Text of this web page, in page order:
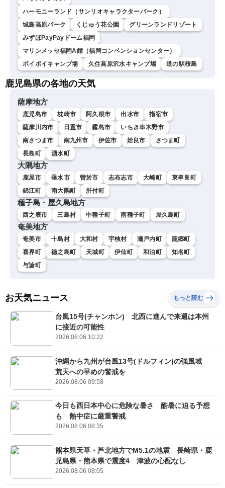
ハーモニーランド（サンリオキャラクターパーク）
城島高原パーク
くじゅう花公園
グリーンランドリゾート
みずほPayPayドーム福岡
マリンメッセ福岡A館（福岡コンベンションセンター）
ボイボイキャンプ場
久住高原沢水キャンプ場 道の駅桜島
鹿児島県の各地の天気
薩摩地方
鹿児島市 枕崎市 阿久根市 出水市
指宿市
薩摩川内市
日置市 霧島市
いちき串木野市
南さつま市
南九州市 伊佐市 姶良市
さつま町
長島町
湧水町
大隅地方
鹿屋市 垂水市 曽於市 志布志市 大崎町
東串良町
錦江町
南大隅町 肝付町
種子島・屋久島地方
西之表市 三島村 中種子町 南種子町 屋久島町
奄美地方
奄美市 十島村 大和村 宇検村 瀬戸内町
龍郷町
喜界町
徳之島町 天城町 伊仙町 和泊町
知名町
与論町
お天気ニュース もっと読む
台風15号(チャンホン) 北西に進んで来週は本州
に接近の可能性
2026.08.06 10:22
沖縄から九州が台風13号(ドルフィン)の強風域
荒天への早めの警戒を
2026.08.06 09:58
今日も西日本中心に危険な暑さ 酷暑に迫る予想
も 熱中症に厳重警戒
2026.08.06 08:35
熊本県天草・芦北地方でM5.1の地震 長崎県・鹿
児島県・熊本県で震度4 津波の心配なし
2026.08.06 08:05